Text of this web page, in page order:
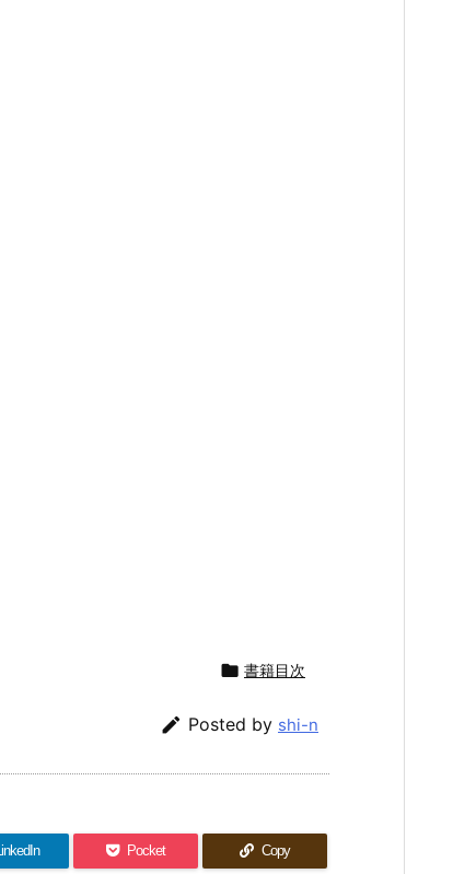
 書籍目次
 Posted by shi-n
LinkedIn Pocket Copy